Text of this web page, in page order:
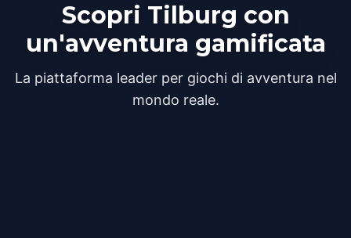
Scopri Tilburg con
un'avventura gamificata
La piattaforma leader per giochi di avventura nel
mondo reale.